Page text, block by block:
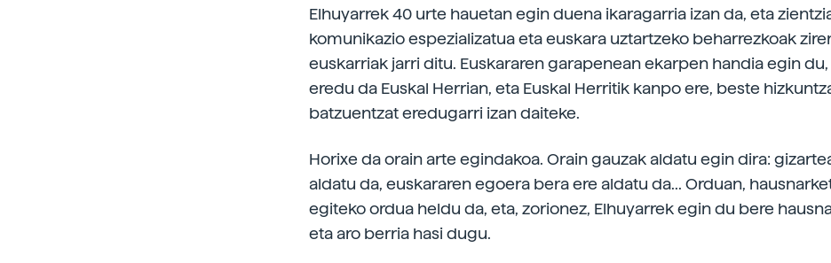
Elhuyarrek 40 urte hauetan egin duena ikaragarria izan da, eta
komunikazio espezializatua eta euskara uztartzeko beharrezkoak
euskarriak jarri ditu. Euskararen garapenean ekarpen handia egin
eredu da Euskal Herrian, eta Euskal Herritik kanpo ere, beste
batzuentzat eredugarri izan daiteke.
Horixe da orain arte egindakoa. Orain gauzak aldatu egin dira:
aldatu da, euskararen egoera bera ere aldatu da... Orduan,
egiteko ordua heldu da, eta, zorionez, Elhuyarrek egin du bere
eta aro berria hasi dugu.